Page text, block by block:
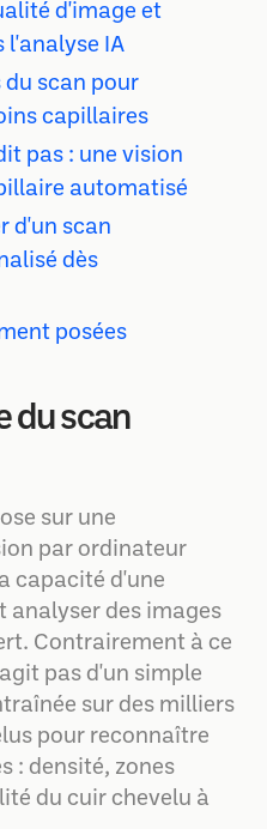
d'image et
l'analyse IA
scan pour
capillaires
pas : une vision
automatisé
d'un scan
dès
posées
du scan
sur une
par ordinateur
capacité d'une
analyser des images
Contrairement à ce
pas d'un simple
sur des milliers
pour reconnaître
: densité, zones
du cuir chevelu à